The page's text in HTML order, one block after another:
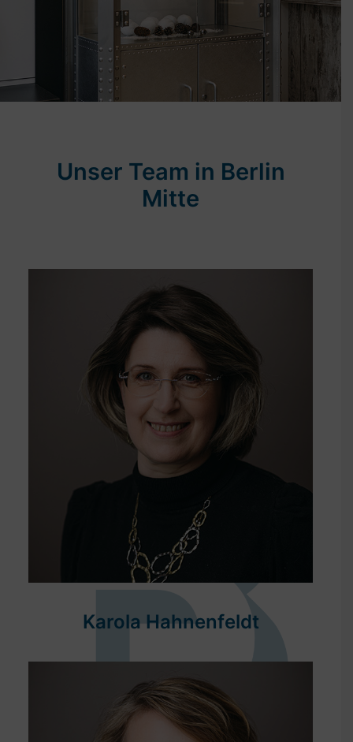
Unser Team in Berlin
Mitte
Karola Hahnenfeldt